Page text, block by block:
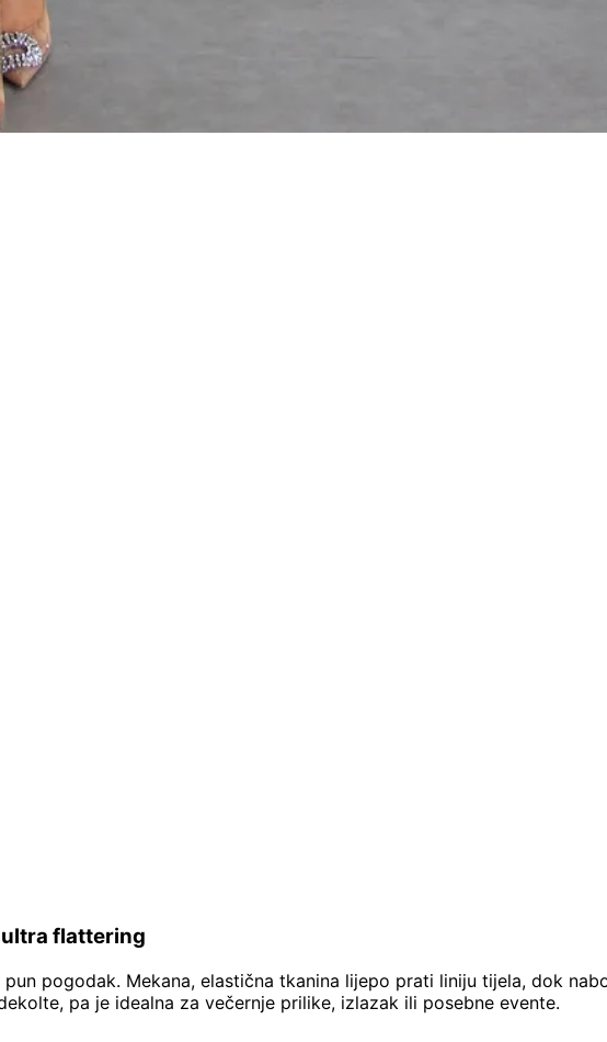
ultra flattering
pogodak. Mekana, elastična tkanina lijepo prati liniju tijela, dok
pa je idealna za večernje prilike, izlazak ili posebne evente.